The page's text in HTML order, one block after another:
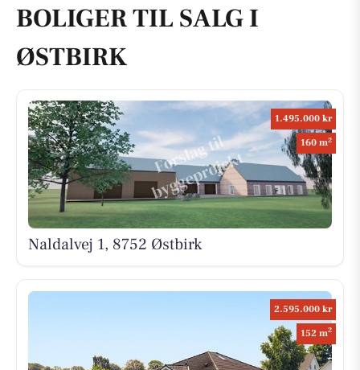
BOLIGER TIL SALG I
ØSTBIRK
1.495.000 kr
160 m2
Naldalvej 1, 8752 Østbirk
2.595.000 kr
152 m2